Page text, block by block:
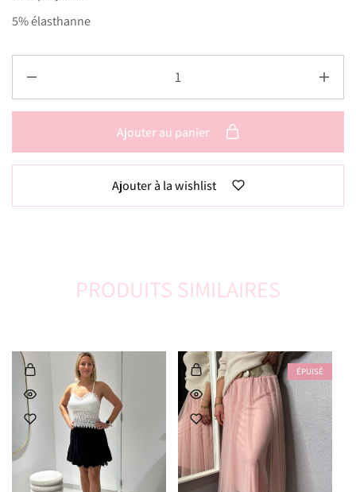
5% élasthanne
Ajouter au panier
Ajouter à la wishlist
PRODUITS SIMILAIRES
ÉPUISÉ